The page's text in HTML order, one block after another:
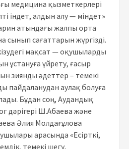
медицина қызметкерлері
індет, алдын алу — міндет»
атындағы жалпы орта
сынып сағаттарын жүргізді.
мақсат — оқушыларды
ұстануға үйрету, ғасыр
зиянды әдеттер – темекі
пайдаланудан аулақ болуға
Бұдан соң, Аудандық
дәрігері Ш.Абаева және
Әлия Молдағұлова
арасында «Есірткі,
темекі шегу,